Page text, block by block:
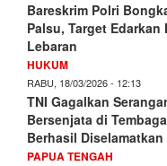
Bareskrim Polri
Palsu, Target Edarkan
Lebaran
HUKUM
RABU, 18/03/2026 - 12:13
TNI Gagalkan
Bersenjata di
Berhasil Diselamatkan
PAPUA TENGAH